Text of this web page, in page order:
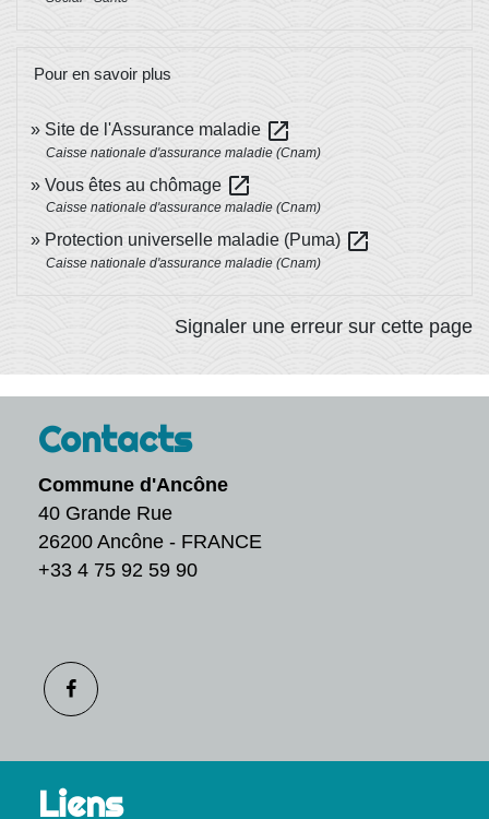
Pour en savoir plus
Site de l'Assurance maladie open_in_new
Caisse nationale d'assurance maladie (Cnam)
Vous êtes au chômage open_in_new
Caisse nationale d'assurance maladie (Cnam)
Protection universelle maladie (Puma) open_in_new
Caisse nationale d'assurance maladie (Cnam)
Signaler une erreur sur cette page
Contacts
Commune d'Ancône
40 Grande Rue
26200 Ancône - FRANCE
+33 4 75 92 59 90
Liens